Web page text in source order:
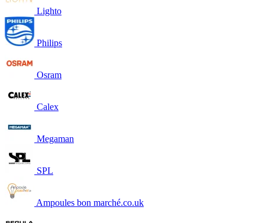
Lighto
Philips
Osram
Calex
Megaman
SPL
Ampoules bon marché.co.uk